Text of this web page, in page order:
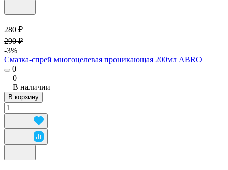
280 ₽
290 ₽
-3%
Смазка-спрей многоцелевая проникающая 200мл ABRO
0
0
В наличии
В корзину